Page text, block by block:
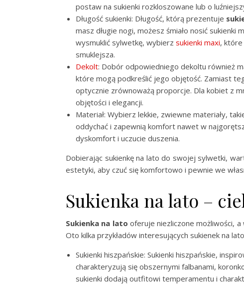
postaw na sukienki rozkloszowane lub o
Długość sukienki: Długość, którą prezentuje
masz długie nogi, możesz śmiało nosić
wysmuklić sylwetkę, wybierz sukienki maxi, które
smuklejsza.
Dekolt: Dobór odpowiedniego dekoltu również
które mogą podkreślić jego objętość. Zamiast
optycznie zrównoważą proporcje. Dla kobiet z
objętości i elegancji.
Materiał: Wybierz lekkie, zwiewne materiały,
oddychać i zapewnią komfort nawet w
dyskomfort i uczucie duszenia.
Dobierając sukienkę na lato do swojej sylwetki,
estetyki, aby czuć się komfortowo i pewnie we
Sukienka na lato –
Sukienka na lato oferuje niezliczone możliwości,
Oto kilka przykładów interesujących sukienek na
Sukienki hiszpańskie: Sukienki hiszpańskie,
charakteryzują się obszernymi falbanami,
sukienki dodają outfitowi temperamentu i